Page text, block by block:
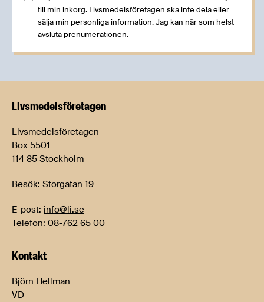
till min inkorg. Livsmedelsföretagen ska inte dela eller
sälja min personliga information. Jag kan när som helst
avsluta prenumerationen.
Livsmedels­företagen
Livsmedelsföretagen
Box 5501
114 85 Stockholm
Besök: Storgatan 19
E-post: info@li.se
Telefon: 08-762 65 00
Kontakt
Björn Hellman
VD